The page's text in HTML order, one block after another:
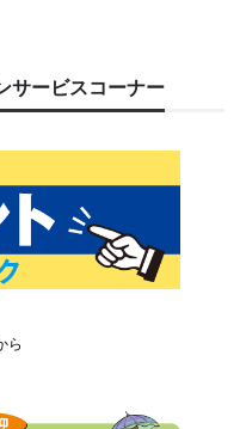
サービスコーナー
ら